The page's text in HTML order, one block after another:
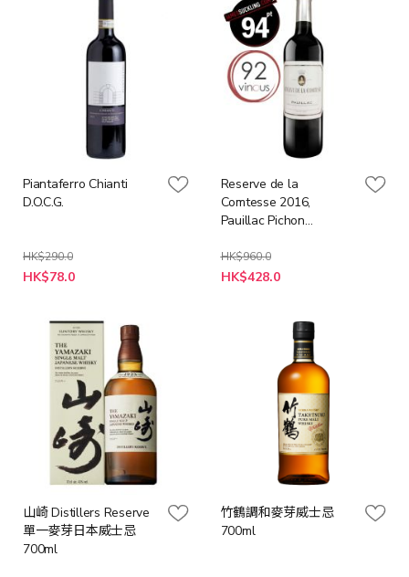
Piantaferro Chianti
D.O.C.G.
HK$290.0
特
殊
HK$78.0
Reserve de la
Comtesse 2016,
Pauillac Pichon
Wine (JS94)
HK$960.0
特
殊
HK$428.0
山崎 Distillers Reserve
單一麥芽日本威士忌
700ml
竹鶴調和麥芽威士忌
700ml